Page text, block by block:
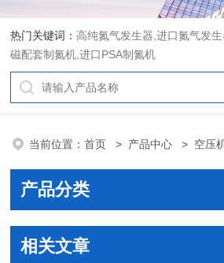
热门关键词： 高纯氮气发生器,进口氮气发
磁配套制氮机,进口PSA制氮机
当前位置：首页 > 产品中心 > 空压
产品分类
相关文章